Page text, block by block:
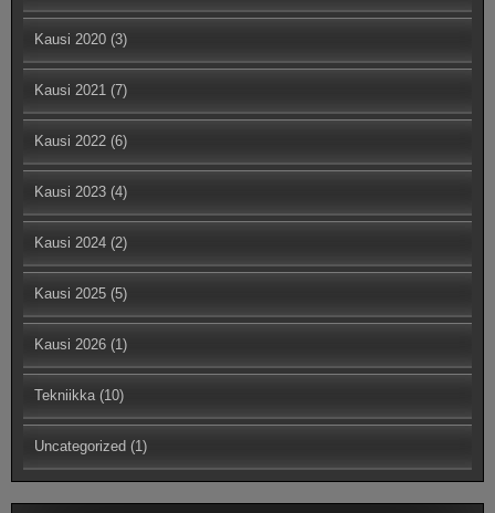
Kausi 2020 (3)
Kausi 2021 (7)
Kausi 2022 (6)
Kausi 2023 (4)
Kausi 2024 (2)
Kausi 2025 (5)
Kausi 2026 (1)
Tekniikka (10)
Uncategorized (1)